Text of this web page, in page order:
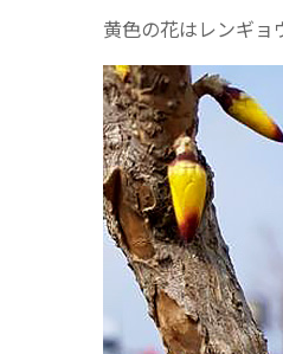
黄色の花はレンギョ